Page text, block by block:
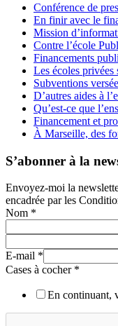
Conférence de
En finir avec le
Mission
Contre l’école
Financements
Les écoles privées
Subventions
D’autres aides à
Qu’est-ce que
Financement et
À Marseille, des
S’abonner à la
Envoyez-moi la
encadrée par les
Nom *
E-mail *
Cases à cocher *
En continuant,